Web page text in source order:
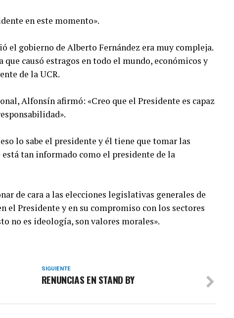
en este momento».
el gobierno de Alberto Fernández era muy compleja.
causó estragos en todo el mundo, económicos y
de la UCR.
Alfonsín afirmó: «Creo que el Presidente es capaz
lo sabe el presidente y él tiene que tomar las
está tan informado como el presidente de la
de cara a las elecciones legislativas generales de
el Presidente y en su compromiso con los sectores
no es ideología, son valores morales».
SIGUIENTE
RENUNCIAS EN STAND BY